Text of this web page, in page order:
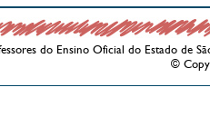
do Ensino Oficial do Estado de
©